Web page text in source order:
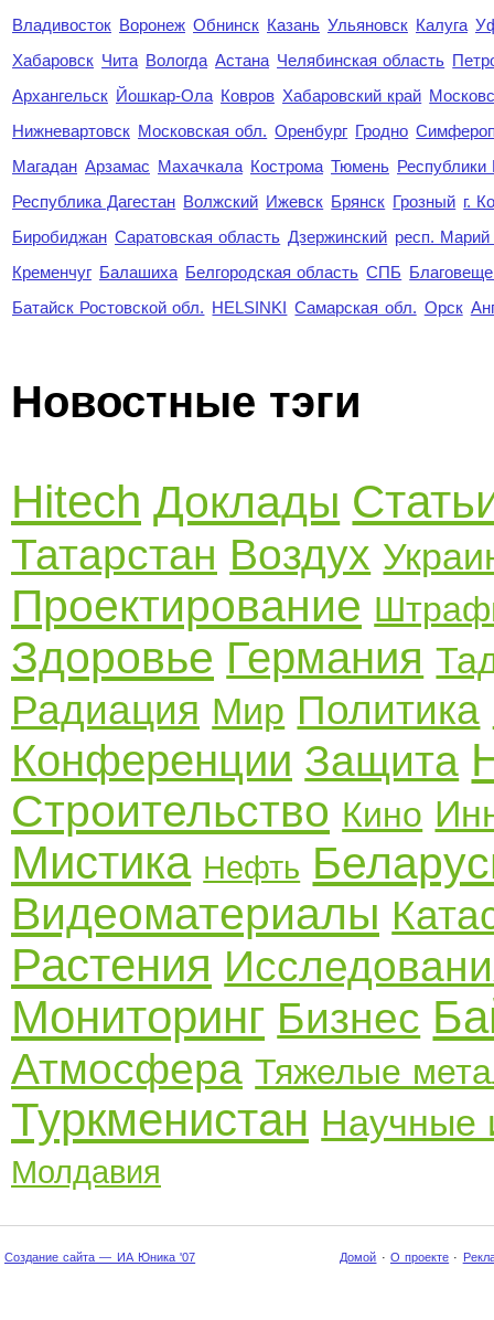
Владивосток Воронеж Обнинск Казань Ульяновск Калуга
Хабаровск Чита Вологда Астана Челябинская область
Архангельск Йошкар-Ола Ковров Хабаровский край
Нижневартовск Московская обл. Оренбург Гродно
Магадан Арзамас Махачкала Кострома Тюмень Республики
Республика Дагестан Волжский Ижевск Брянск Грозный г.
Биробиджан Саратовская область Дзержинский респ.
Кременчуг Балашиха Белгородская область СПБ
Батайск Ростовской обл. HELSINKI Самарская обл. Орск
Новостные тэги
Hitech Доклады
Татарстан Воздух
Проектирование
Здоровье Германия
Радиация Мир Политика
Конференции Защита
Строительство Кино
Мистика Нефть
Видеоматериалы
Растения
Мониторинг Бизнес
Атмосфера Тяжелые
Туркменистан Научные
Молдавия
Создание сайта — ИА Юника '07 Домой · О проекте ·